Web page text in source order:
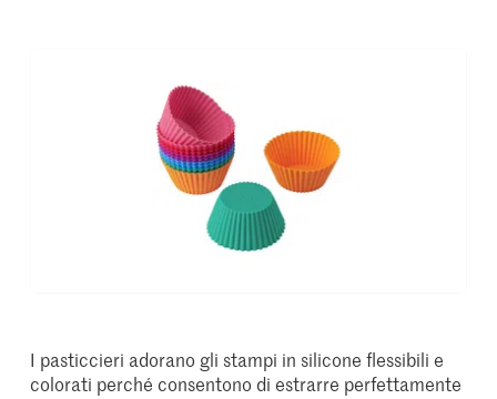
I pasticcieri adorano gli stampi in silicone flessibili e
colorati perché consentono di estrarre perfettamente